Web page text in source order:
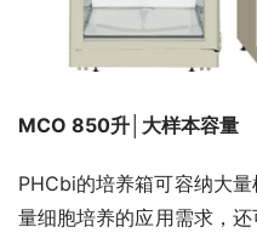
MCO 850升│大样本容量
PHCbi的培养箱可容纳大
量细胞培养的应用需求，